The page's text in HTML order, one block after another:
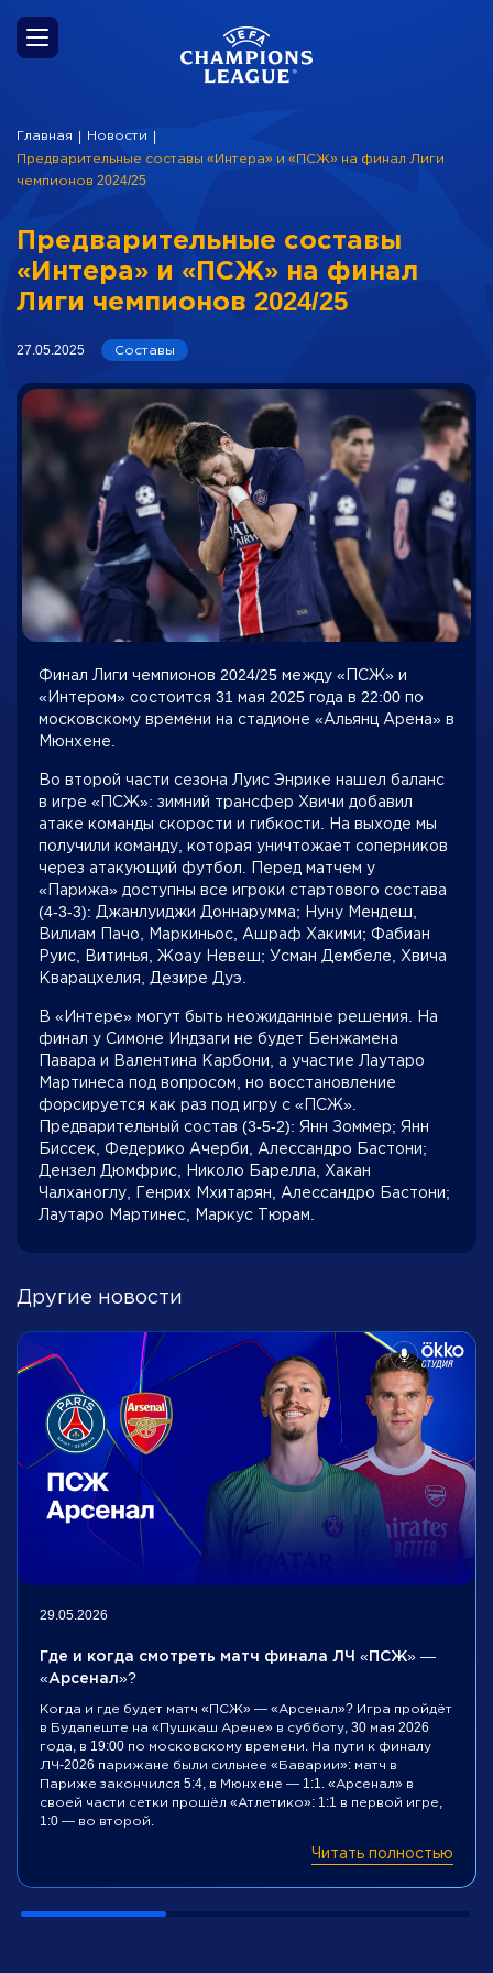
Главная Новости
Предварительные составы «Интера» и «ПСЖ» на финал Лиги
чемпионов 2024/25
Предварительные составы
«Интера» и «ПСЖ» на финал
Лиги чемпионов 2024/25
27.05.2025 Составы
Финал Лиги чемпионов 2024/25 между «ПСЖ» и
«Интером» состоится 31 мая 2025 года в 22:00 по
московскому времени на стадионе «Альянц Арена» в
Мюнхене.
Во второй части сезона Луис Энрике нашел баланс
в игре «ПСЖ»: зимний трансфер Хвичи добавил
атаке команды скорости и гибкости. На выходе мы
получили команду, которая уничтожает соперников
через атакующий футбол. Перед матчем у
«Парижа» доступны все игроки стартового состава
(4-3-3): Джанлуиджи Доннарумма; Нуну Мендеш,
Вилиам Пачо, Маркиньос, Ашраф Хакими; Фабиан
Руис, Витинья, Жоау Невеш; Усман Дембеле, Хвича
Кварацхелия, Дезире Дуэ.
В «Интере» могут быть неожиданные решения. На
финал у Симоне Индзаги не будет Бенжамена
Павара и Валентина Карбони, а участие Лаутаро
Мартинеса под вопросом, но восстановление
форсируется как раз под игру с «ПСЖ».
Предварительный состав (3-5-2): Янн Зоммер; Янн
Биссек, Федерико Ачерби, Алессандро Бастони;
Дензел Дюмфрис, Николо Барелла, Хакан
Чалханоглу, Генрих Мхитарян, Алессандро Бастони;
Лаутаро Мартинес, Маркус Тюрам.
Другие новости
29.05.2026
Где и когда смотреть матч финала ЛЧ «ПСЖ» —
«Арсенал»?
Когда и где будет матч «ПСЖ» — «Арсенал»? Игра пройдёт
в Будапеште на «Пушкаш Арене» в субботу, 30 мая 2026
года, в 19:00 по московскому времени. На пути к финалу
ЛЧ-2026 парижане были сильнее «Баварии»: матч в
Париже закончился 5:4, в Мюнхене — 1:1. «Арсенал» в
своей части сетки прошёл «Атлетико»: 1:1 в первой игре,
1:0 — во второй.
Читать полностью